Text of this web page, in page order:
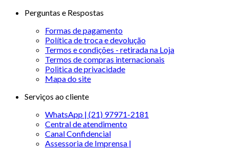
Perguntas e Respostas
Formas de pagamento
Política de troca e devolução
Termos e condições - retirada na Loja
Termos de compras internacionais
Politica de privacidade
Mapa do site
Serviços ao cliente
WhatsApp | (21) 97971-2181
Central de atendimento
Canal Confidencial
Assessoria de Imprensa |